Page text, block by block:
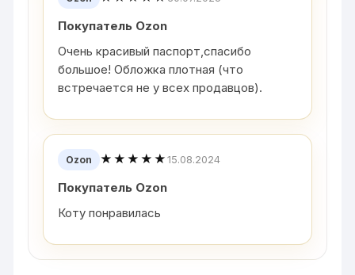
Покупатель Ozon
Очень красивый паспорт,спасибо
большое! Обложка плотная (что
встречается не у всех продавцов).
Ozon ★★★★★15.08.2024
Покупатель Ozon
Коту понравилась